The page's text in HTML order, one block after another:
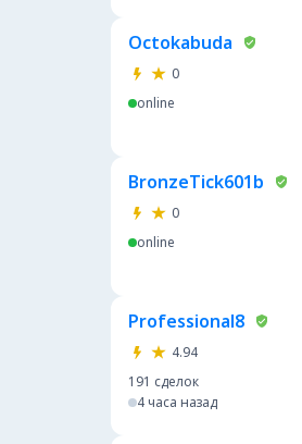
Octokabuda
0
online
BronzeTick601b
0
online
Professional8
4.94
191 сделок
4 часа назад